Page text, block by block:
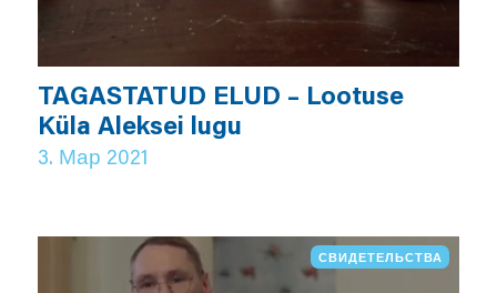
TAGASTATUD ELUD – Lootuse
Küla Aleksei lugu
3. Мар 2021
СВИДЕТЕЛЬСТВА